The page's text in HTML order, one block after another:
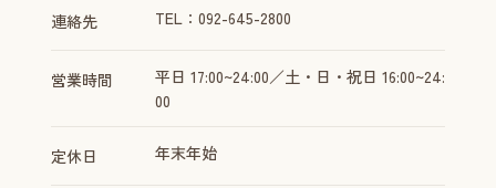
連絡先 TEL：092-645-2800
営業時間
平日 17:00~24:00／土・日・祝日 16:00~24:
00
定休日 年末年始